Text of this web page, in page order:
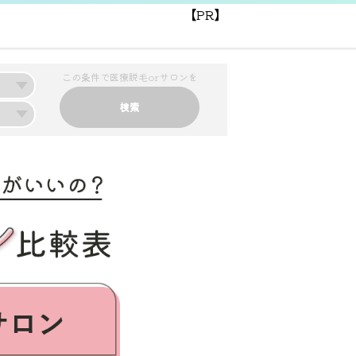
【PR】
この条件で医療脱毛orサロンを